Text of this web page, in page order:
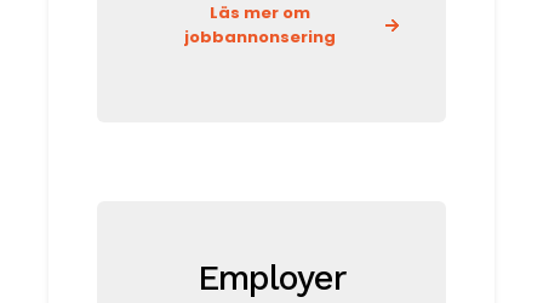
Läs mer om
jobbannonsering
Employer